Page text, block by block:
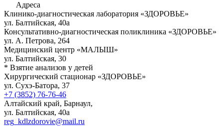
Адреса
Клинико-диагностическая лаборатория «ЗДОРОВЬЕ»
ул. Балтийская, 40а
Консультативно-диагностическая поликлиника «ЗДОРОВЬЕ»
ул. А. Петрова, 264
Медицинский центр «МАЛЫШ»
ул. Балтийская, 30
* Взятие анализов у детей
Хирургический стационар «ЗДОРОВЬЕ»
ул. Сухэ-Батора, 37
+7 (3852) 76-76-46
Алтайский край, Барнаул,
ул. Балтийская, 40а
reg_kdlzdorovie@mail.ru